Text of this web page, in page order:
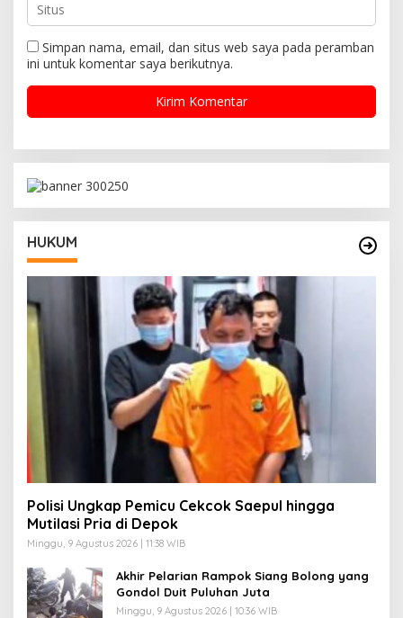
Simpan nama, email, dan situs web saya pada peramban
ini untuk komentar saya berikutnya.
HUKUM
Polisi Ungkap Pemicu Cekcok Saepul hingga
Mutilasi Pria di Depok
Minggu, 9 Agustus 2026 | 11:38 WIB
Akhir Pelarian Rampok Siang Bolong yang
Gondol Duit Puluhan Juta
Minggu, 9 Agustus 2026 | 10:36 WIB